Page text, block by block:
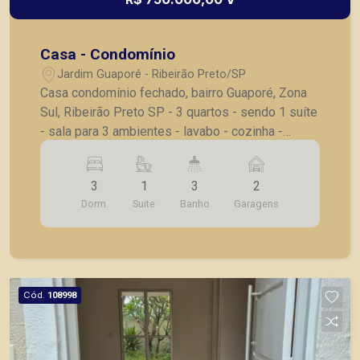
Casa - Condomínio
Jardim Guaporé - Ribeirão Preto/SP
Casa condomínio fechado, bairro Guaporé, Zona
Sul, Ribeirão Preto SP - 3 quartos - sendo 1 suíte
- sala para 3 ambientes - lavabo - cozinha -
varanda - quintal - 2 vagas de garagem
3
Dorm.
1
Suite
3
Banho
2
Garagens
Cód. 108998